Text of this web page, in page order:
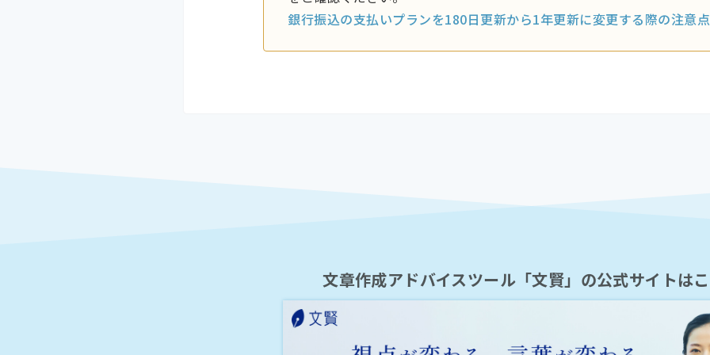
銀行振込の支払いプランを180日更新から1年更新に変更する際の注意点
文章作成アドバイスツール「文賢」の公式サイトは